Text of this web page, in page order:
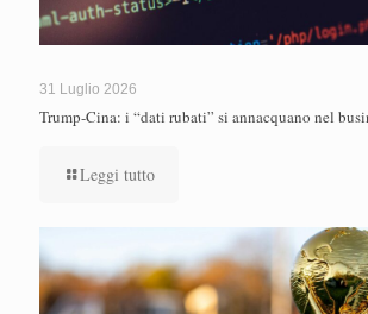
31 Luglio 2026
Trump-Cina: i “dati rubati” si annacquano nel
Leggi tutto